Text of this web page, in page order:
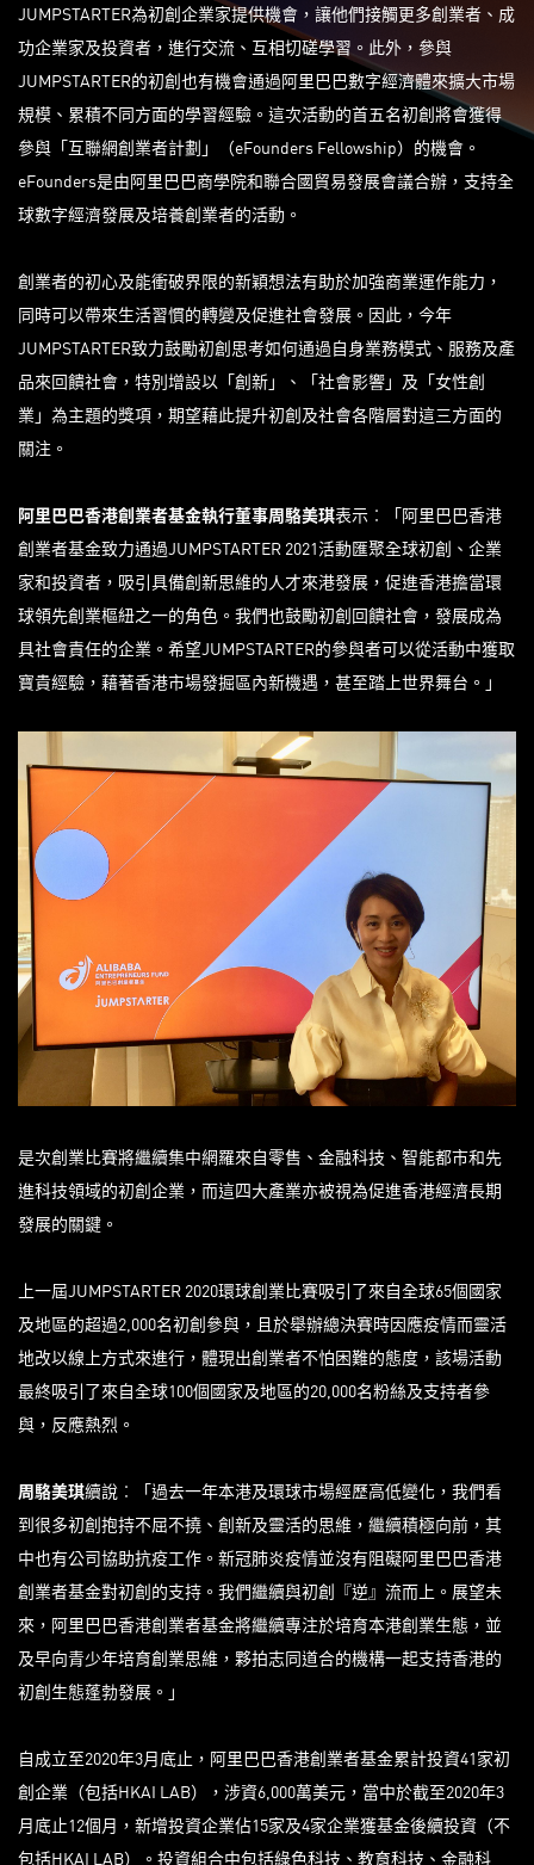
JUMPSTARTER為初創企業家提供機會，讓他們接觸更多創業者、成
功企業家及投資者，進行交流、互相切磋學習。此外，參與
JUMPSTARTER的初創也有機會通過阿里巴巴數字經濟體來擴大市場
規模、累積不同方面的學習經驗。這次活動的首五名初創將會獲得
參與「互聯網創業者計劃」（eFounders Fellowship）的機會。
eFounders是由阿里巴巴商學院和聯合國貿易發展會議合辦，支持全
球數字經濟發展及培養創業者的活動。
創業者的初心及能衝破界限的新穎想法有助於加強商業運作能力，
同時可以帶來生活習慣的轉變及促進社會發展。因此，今年
JUMPSTARTER致力鼓勵初創思考如何通過自身業務模式、服務及產
品來回饋社會，特別增設以「創新」、「社會影響」及「女性創
業」為主題的獎項，期望藉此提升初創及社會各階層對這三方面的
關注。
阿里巴巴香港創業者基金執行董事周駱美琪表示︰「阿里巴巴香港
創業者基金致力通過JUMPSTARTER 2021活動匯聚全球初創、企業
家和投資者，吸引具備創新思維的人才來港發展，促進香港擔當環
球領先創業樞紐之一的角色。我們也鼓勵初創回饋社會，發展成為
具社會責任的企業。希望JUMPSTARTER的參與者可以從活動中獲取
寶貴經驗，藉著香港市場發掘區內新機遇，甚至踏上世界舞台。」
是次創業比賽將繼續集中網羅來自零售、金融科技、智能都市和先
進科技領域的初創企業，而這四大產業亦被視為促進香港經濟長期
發展的關鍵。
上一屆JUMPSTARTER 2020環球創業比賽吸引了來自全球65個國家
及地區的超過2,000名初創參與，且於舉辦總決賽時因應疫情而靈活
地改以線上方式來進行，體現出創業者不怕困難的態度，該場活動
最終吸引了來自全球100個國家及地區的20,000名粉絲及支持者參
與，反應熱烈。
周駱美琪續說︰「過去一年本港及環球市場經歷高低變化，我們看
到很多初創抱持不屈不撓、創新及靈活的思維，繼續積極向前，其
中也有公司協助抗疫工作。新冠肺炎疫情並沒有阻礙阿里巴巴香港
創業者基金對初創的支持。我們繼續與初創『逆』流而上。展望未
來，阿里巴巴香港創業者基金將繼續專注於培育本港創業生態，並
及早向青少年培育創業思維，夥拍志同道合的機構一起支持香港的
初創生態蓬勃發展。」
自成立至2020年3月底止，阿里巴巴香港創業者基金累計投資41家初
創企業（包括HKAI LAB），涉資6,000萬美元，當中於截至2020年3
月底止12個月，新增投資企業佔15家及4家企業獲基金後續投資（不
包括HKAI LAB）。投資組合中包括綠色科技、教育科技、金融科